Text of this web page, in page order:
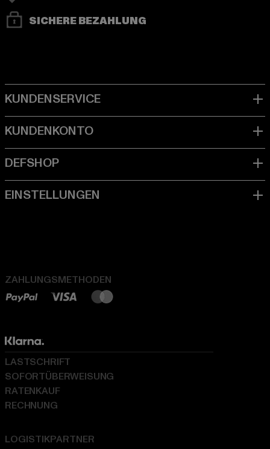
SICHERE BEZAHLUNG
ZAHLUNGSMETHODEN
LOGISTIKPARTNER
LASTSCHRIFT
SOFORTÜBERWEISUNG
RATENKAUF
RECHNUNG